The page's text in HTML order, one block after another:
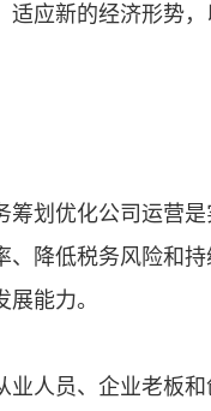
适应新的经济形势
筹划优化公司运营
、降低税务风险和
展能力。
业人员、企业老板